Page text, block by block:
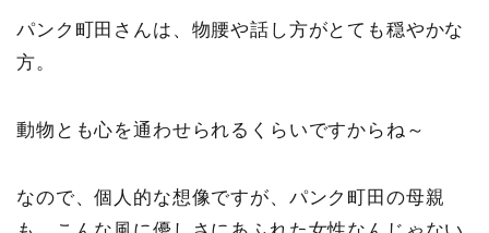
パンク町田さんは、物腰や話し方がとても穏やかな
方。
動物とも心を通わせられるくらいですからね～
なので、個人的な想像ですが、パンク町田の母親